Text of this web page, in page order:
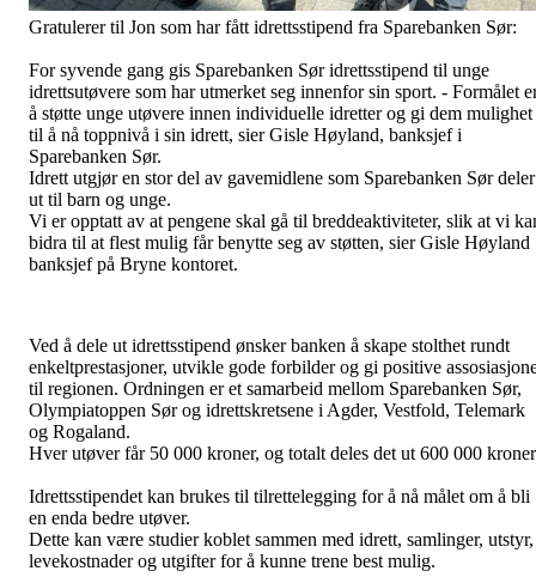
Gratulerertil Jon som har fått idrettsstipend fra Sparebanken Sør:
For syvende gang gis Sparebanken Sør idrettsstipend til unge
idrettsutøvere som har utmerket seg innenfor sin sport. - Formålet
å støtte unge utøvere innen individuelle idretter og gi dem mulighet
til å nå toppnivå i sin idrett, sier Gisle Høyland, banksjef i
Sparebanken Sør.
Idrett utgjør en stor del av gavemidlene som Sparebanken Sør deler
ut til barn og unge.
Vi er opptatt av at pengene skal gå til breddeaktiviteter, slik at vi
bidra til at flest mulig får benytte seg av støtten, sier Gisle Høyland
banksjef på Bryne kontoret.
Ved å dele ut idrettsstipend ønsker banken å skape stolthet rundt
enkeltprestasjoner, utvikle gode forbilder og gi positive
til regionen. Ordningen er et samarbeid mellom Sparebanken Sør,
Olympiatoppen Sør og idrettskretsene i Agder, Vestfold, Telemark
og Rogaland.
Hver utøver får 50 000 kroner, og totalt deles det ut 600 000
Idrettsstipendet kan brukes til tilrettelegging for å nå målet om å bli
en enda bedre utøver.
Dette kan være studier koblet sammen med idrett, samlinger, utstyr,
levekostnader og utgifter for å kunne trene best mulig.